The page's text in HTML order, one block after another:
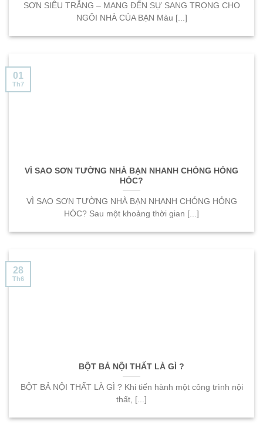
SƠN SIÊU TRẮNG – MANG ĐẾN SỰ SANG TRỌNG CHO
NGÔI NHÀ CỦA BẠN Màu [...]
VÌ SAO SƠN TƯỜNG NHÀ BẠN NHANH CHÓNG HỎNG
HÓC?
VÌ SAO SƠN TƯỜNG NHÀ BẠN NHANH CHÓNG HỎNG
HÓC? Sau một khoảng thời gian [...]
01
Th7
BỘT BẢ NỘI THẤT LÀ GÌ ?
BỘT BẢ NỘI THẤT LÀ GÌ ? Khi tiến hành một công trình nội
thất, [...]
28
Th6